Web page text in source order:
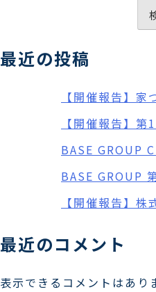
最近の投稿
【開催報告】
【開催報告】
BASE GROUP
BASE GROUP
【開催報告】
最近のコメント
表示できるコメントはあり